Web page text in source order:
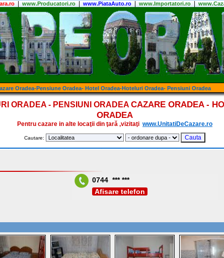
| www.Producatori.ro| www.PiataAuto.ro| www.Importatori.ro|
Oradea-Pensiune Oradea- Hotel Oradea-Hoteluri Oradea- Pensiuni Oradea
ORADEA - PENSIUNI ORADEA CAZARE ORADEA -
ORADEA
Pentru cazare in alte locaţii din ţară ,vizitaţi www.UnitatiDeCazare.ro
Cautare:
0744 *** ***
Afisare telefon